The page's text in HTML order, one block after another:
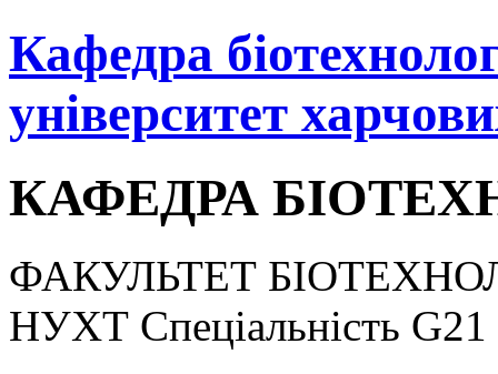
Кафедра
університет
КАФЕДРА
ФАКУЛЬТЕТ
НУХТ Спеціальність G21